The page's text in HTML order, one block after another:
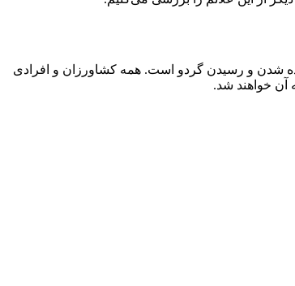
شدن و رسیدن گردو است. همه کشاورزان و افرادی
آن خواهند شد.